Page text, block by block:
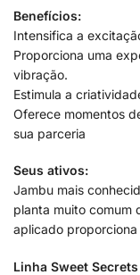
Benefícios:
Intensifica a
Proporciona uma
vibração.
Estimula a
Oferece momentos
sua parceria
Seus ativos:
Jambu mais
planta muito comum
aplicado
Linha Sweet